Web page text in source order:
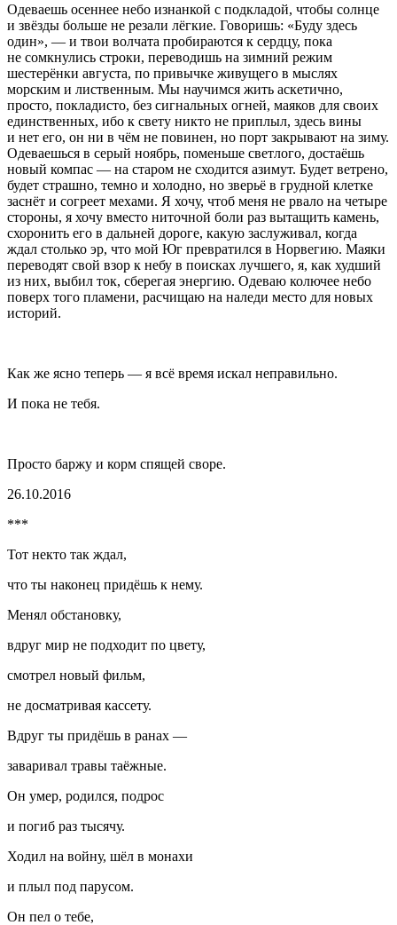
Одеваешь осеннее небо изнанкой с подкладой, чтобы солнце
и звёзды больше не резали лёгкие. Говоришь: «Буду здесь
один», — и твои волчата пробираются к сердцу, пока
не сомкнулись строки, переводишь на зимний режим
шестерёнки августа, по привычке живущего в мыслях
морским и лиственным. Мы научимся жить аскетично,
просто, покладисто, без сигнальных огней, маяков для своих
единственных, ибо к свету никто не приплыл, здесь вины
и нет его, он ни в чём не повинен, но порт закрывают на зиму.
Одеваешься в серый ноябрь, поменьше светлого, достаёшь
новый компас — на старом не сходится азимут. Будет ветрено,
будет страшно, темно и холодно, но зверьё в грудной клетке
заснёт и согреет мехами. Я хочу, чтоб меня не рвало на четыре
стороны, я хочу вместо ниточной боли раз вытащить камень,
схоронить его в дальней дороге, какую заслуживал, когда
ждал столько эр, что мой Юг превратился в Норвегию. Маяки
переводят свой взор к небу в поисках лучшего, я, как худший
из них, выбил ток, сберегая энергию. Одеваю колючее небо
поверх того пламени, расчищаю на наледи место для новых
историй.
Как же ясно теперь — я всё время искал неправильно.
И пока не тебя.
Просто баржу и корм спящей своре.
26.10.2016
***
Тот некто так ждал,
что ты наконец придёшь к нему.
Менял обстановку,
вдруг мир не подходит по цвету,
смотрел новый фильм,
не досматривая кассету.
Вдруг ты придёшь в ранах —
заваривал травы таёжные.
Он умер, родился, подрос
и погиб раз тысячу.
Ходил на войну, шёл в монахи
и плыл под парусом.
Он пел о тебе,